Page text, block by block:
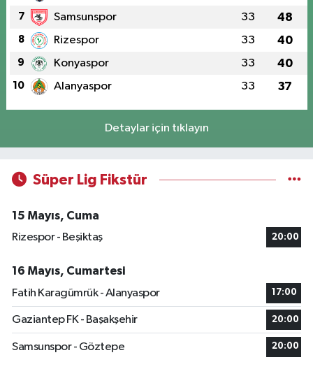
7 Samsunspor 33 48
8 Rizespor 33 40
9 Konyaspor 33 40
10 Alanyaspor 33 37
Detaylar için tıklayın
Süper Lig Fikstür
15 Mayıs, Cuma
Rizespor - Beşiktaş
20:00
16 Mayıs, Cumartesi
Fatih Karagümrük - Alanyaspor
17:00
Gaziantep FK - Başakşehir 20:00
Samsunspor - Göztepe 20:00